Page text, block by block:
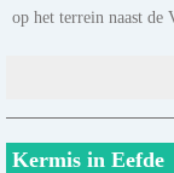
op het terrein naast de
Kermis in Eefde